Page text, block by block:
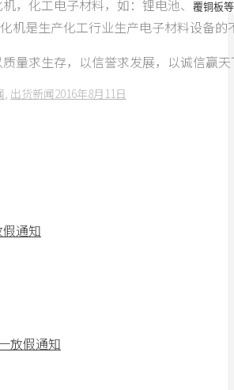
，化工电子材料，如：锂电池、
覆铜板
机是生产化工行业生产电子材料设备的
量求生存，以信誉求发展，以诚信赢
, 出货新闻2016年8月11日
通知
放假通知